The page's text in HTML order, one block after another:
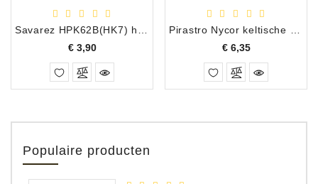
€ 3,90Prijs
€ 6,35Prijs
Populaire producten